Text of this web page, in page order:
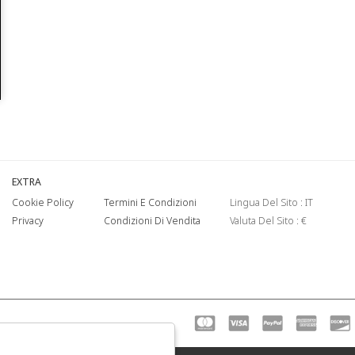
EXTRA
Cookie Policy
Privacy
Termini E Condizioni
Condizioni Di Vendita
Lingua Del Sito : IT
Valuta Del Sito : €